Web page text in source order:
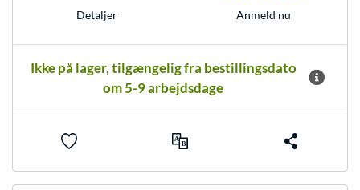
Detaljer Anmeld nu
Ikke på lager, tilgængelig fra bestillingsdato
om 5-9 arbejdsdage